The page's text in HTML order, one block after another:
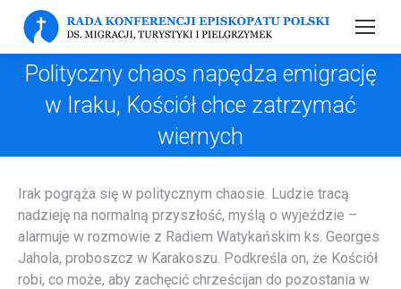
Polityczny chaos napędza emigrację
w Iraku, Kościół chce zatrzymać
wiernych
Irak pogrąża się w politycznym chaosie. Ludzie tracą
nadzieję na normalną przyszłość, myślą o wyjeździe –
alarmuje w rozmowie z Radiem Watykańskim ks. Georges
Jahola, proboszcz w Karakoszu. Podkreśla on, że Kościół
robi, co może, aby zachęcić chrześcijan do pozostania w